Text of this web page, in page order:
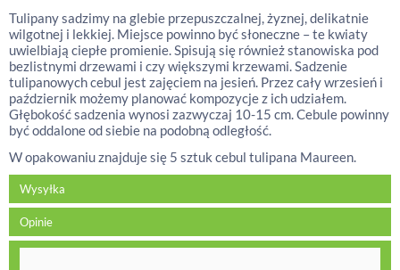
Tulipany sadzimy na glebie przepuszczalnej, żyznej, delikatnie
wilgotnej i lekkiej. Miejsce powinno być słoneczne – te kwiaty
uwielbiają ciepłe promienie. Spisują się również stanowiska pod
bezlistnymi drzewami i czy większymi krzewami. Sadzenie
tulipanowych cebul jest zajęciem na jesień. Przez cały wrzesień i
październik możemy planować kompozycje z ich udziałem.
Głębokość sadzenia wynosi zazwyczaj 10-15 cm. Cebule powinny
być oddalone od siebie na podobną odległość.
W opakowaniu znajduje się 5 sztuk cebul tulipana Maureen.
Wysyłka
Opinie